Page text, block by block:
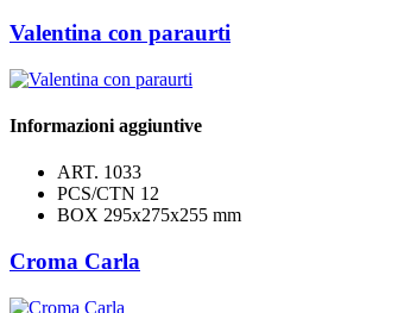
Valentina con paraurti
Informazioni aggiuntive
ART. 1033
PCS/CTN 12
BOX 295x275x255 mm
Croma Carla